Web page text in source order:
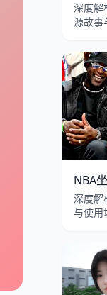
深度解
源故事
转场
蛤蟆梗
NBA
深度解
与使用
扩张